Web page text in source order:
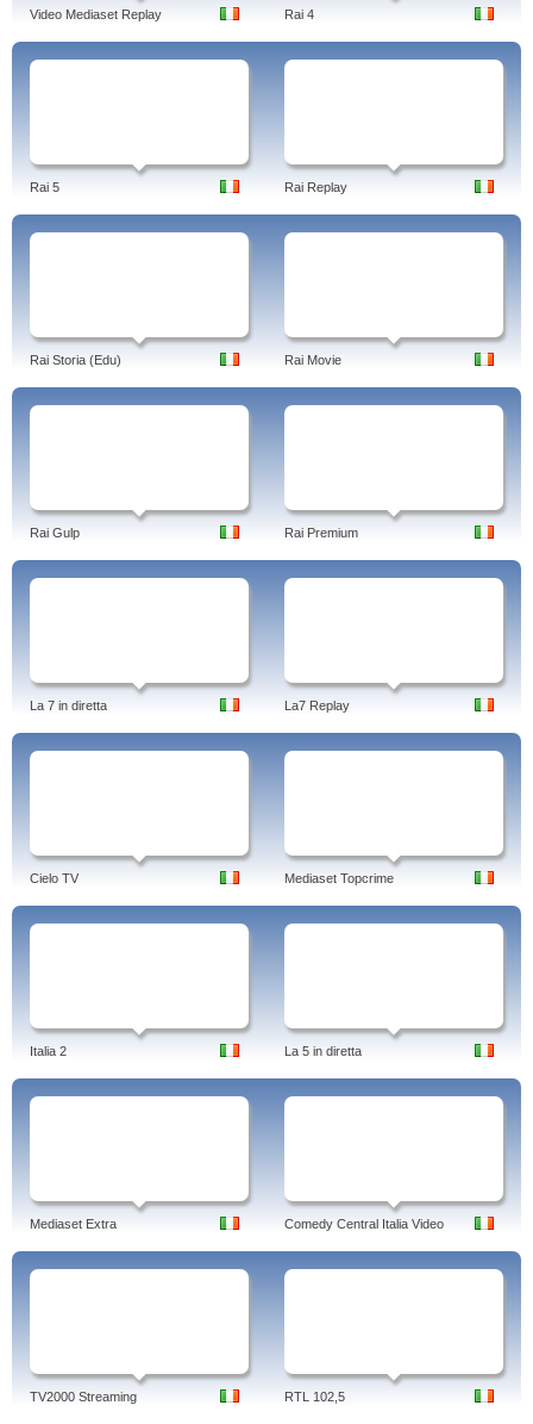
Video Mediaset Replay Rai 4
Rai 5 Rai Replay
Rai Storia (Edu) Rai Movie
Rai Gulp Rai Premium
La 7 in diretta La7 Replay
Cielo TV Mediaset Topcrime
Italia 2 La 5 in diretta
Mediaset Extra Comedy Central Italia Video
TV2000 Streaming RTL 102,5